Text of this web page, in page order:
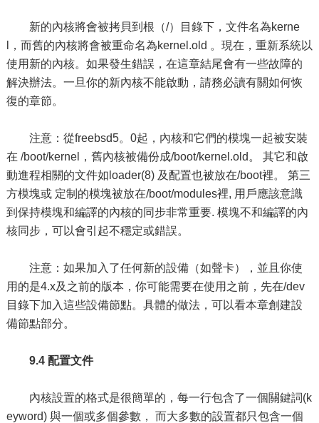
新的內核將會被拷貝到根（/）目錄下，文件名為kerne
l，而舊的內核將會被重命名為kernel.old 。現在，重新系統以
使用新的內核。如果發生錯誤，在這章結尾會有一些故障的
解決辦法。一旦你的新內核不能啟動，請務必讀有關如何恢
復的章節。
注意：從freebsd5。0起，內核和它們的模塊一起被安裝
在 /boot/kernel，舊內核被備份成/boot/kernel.old。 其它和啟
動進程相關的文件如loader(8) 及配置也被放在/boot裡。 第三
方模塊或 定制的模塊被放在/boot/modules裡, 用戶應該意識
到保持模塊和編譯的內核的同步非常重要. 模塊不和編譯的內
核同步，可以會引起不穩定或錯誤。
注意：如果加入了任何新的設備（如聲卡），並且你使
用的是4.x及之前的版本，你可能需要在使用之前，先在/dev
目錄下加入這些設備節點。具體的做法，可以看本章創建設
備節點部分。
9.4 配置文件
內核設置的格式是很簡單的，每一行包含了一個關鍵詞(k
eyword) 與一個或多個參數， 而大多數的設置都只包含一個